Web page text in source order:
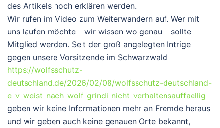
des Artikels noch erklären werden.
Wir rufen im Video zum Weiterwandern auf. Wer mit
uns laufen möchte – wir wissen wo genau – sollte
Mitglied werden. Seit der groß angelegten Intrige
gegen unsere Vorsitzende im Schwarzwald
https://wolfsschutz-
deutschland.de/2026/02/08/wolfsschutz-deutschland-
e-v-weist-nach-wolf-grindi-nicht-verhaltensauffaellig
geben wir keine Informationen mehr an Fremde heraus
und wir geben auch keine genauen Orte bekannt,